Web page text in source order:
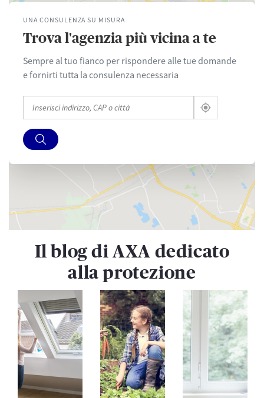
UNA CONSULENZA SU MISURA
Trova l'agenzia più vicina a te
Sempre al tuo fianco per rispondere alle tue domande
e fornirti tutta la consulenza necessaria
Il blog di AXA dedicato
alla protezione